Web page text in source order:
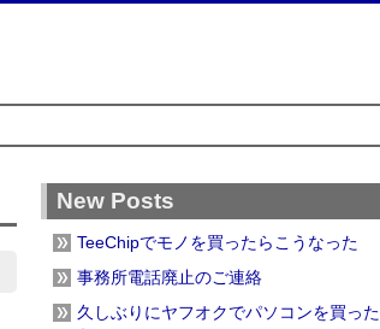
New Posts
TeeChipでモノを買ったらこうなった
事務所電話廃止のご連絡
久しぶりにヤフオクでパソコンを買った